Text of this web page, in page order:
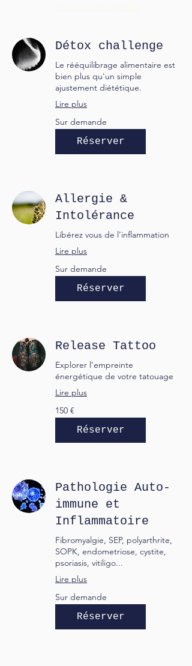
Détox challenge
Le rééquilibrage alimentaire est
bien plus qu'un simple
ajustement diététique.
Lire plus
Sur
demande
Sur demande
Réserver
Allergie &
Intolérance
Libérez vous de l'inflammation
Lire plus
Sur
demande
Sur demande
Réserver
Release Tattoo
Explorer l’empreinte
énergétique de votre tatouage
Lire plus
150
euros
150 €
Réserver
Pathologie Auto-
immune et
Inflammatoire
Fibromyalgie, SEP, polyarthrite,
SOPK, endometriose, cystite,
psoriasis, vitiligo...
Lire plus
Sur
demande
Sur demande
Réserver